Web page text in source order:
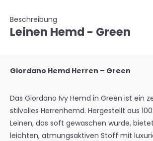
Beschreibung
Leinen Hemd - Green
Giordano Hemd Herren – Green
Das Giordano Ivy Hemd in Green ist ein
stilvolles Herrenhemd. Hergestellt aus
Leinen, das soft gewaschen wurde,
leichten, atmungsaktiven Stoff mit